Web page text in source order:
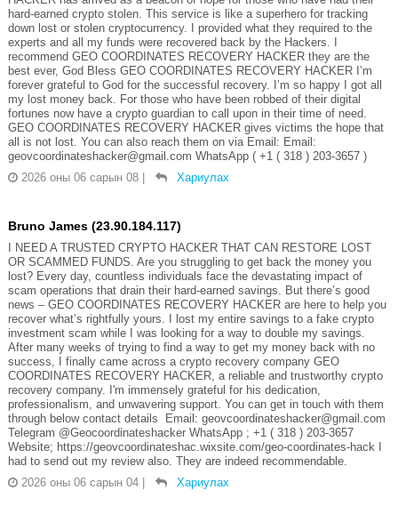
hard-earned crypto stolen. This service is like a superhero for tracking
down lost or stolen cryptocurrency. I provided what they required to the
experts and all my funds were recovered back by the Hackers. I
recommend GEO COORDINATES RECOVERY HACKER they are the
best ever, God Bless GEO COORDINATES RECOVERY HACKER I’m
forever grateful to God for the successful recovery. I’m so happy I got all
my lost money back. For those who have been robbed of their digital
fortunes now have a crypto guardian to call upon in their time of need.
GEO COORDINATES RECOVERY HACKER gives victims the hope that
all is not lost. You can also reach them on via Email: Email:
geovcoordinateshacker@gmail.com WhatsApp ( +1 ( 318 ) 203-3657 )
2026 оны 06 сарын 08 | Хариулах
Bruno James (23.90.184.117)
I NEED A TRUSTED CRYPTO HACKER THAT CAN RESTORE LOST
OR SCAMMED FUNDS. Are you struggling to get back the money you
lost? Every day, countless individuals face the devastating impact of
scam operations that drain their hard-earned savings. But there’s good
news – GEO COORDINATES RECOVERY HACKER are here to help you
recover what’s rightfully yours. I lost my entire savings to a fake crypto
investment scam while I was looking for a way to double my savings.
After many weeks of trying to find a way to get my money back with no
success, I finally came across a crypto recovery company GEO
COORDINATES RECOVERY HACKER, a reliable and trustworthy crypto
recovery company. I'm immensely grateful for his dedication,
professionalism, and unwavering support. You can get in touch with them
through below contact details Email: geovcoordinateshacker@gmail.com
Telegram @Geocoordinateshacker WhatsApp ; +1 ( 318 ) 203-3657
Website; https://geovcoordinateshac.wixsite.com/geo-coordinates-hack I
had to send out my review also. They are indeed recommendable.
2026 оны 06 сарын 04 | Хариулах